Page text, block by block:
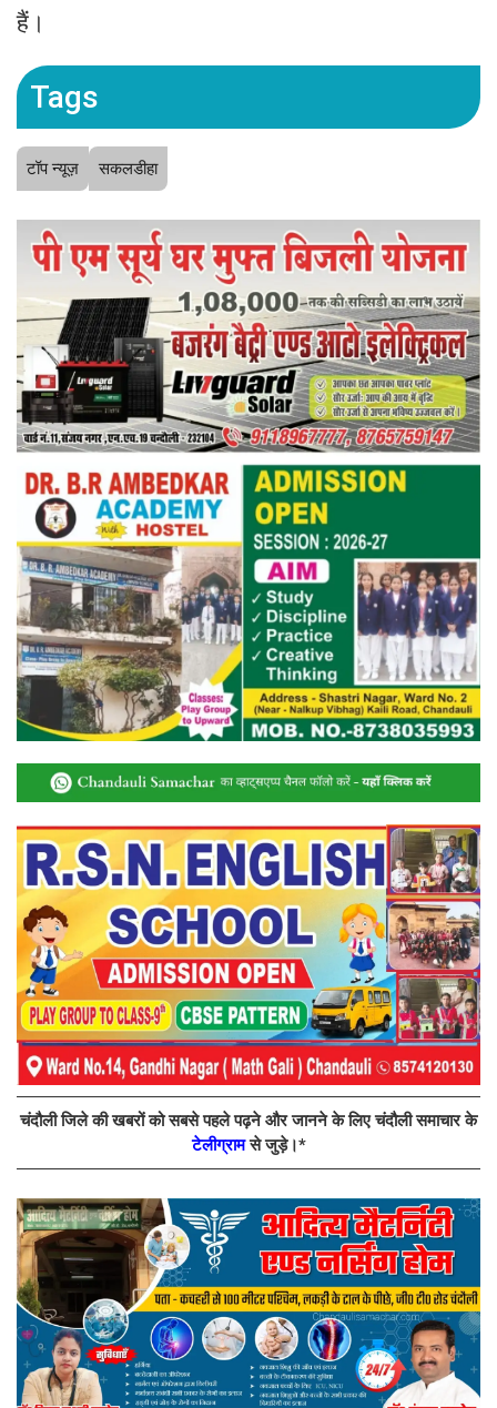
हैं।
Tags
टॉप न्यूज़ सकलडीहा
चंदौली जिले की खबरों को सबसे पहले पढ़ने और जानने के लिए चंदौली समाचार के
टेलीग्रामसे जुड़े।*